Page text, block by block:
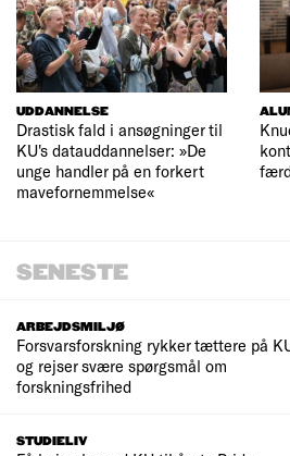
UDDANNELSE
Drastisk fald i ansøgninger til
KU's datauddannelser: »De
unge handler på en forkert
mavefornemmelse«
SENESTE
ARBEJDSMILJØ
Forsvarsforskning rykker tættere på
og rejser svære spørgsmål om
forskningsfrihed
STUDIELIV